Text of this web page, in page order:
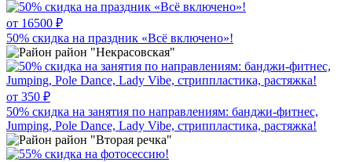
от 16500 ₽
50% скидка на праздник «Всё включено»!
район "Некрасовская"
от 350 ₽
50% скидка на занятия по направлениям: банджи-фитнес,
Jumping, Pole Dance, Lady Vibe, стриппластика, растяжка!
район "Вторая речка"